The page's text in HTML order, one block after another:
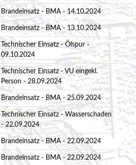
Brandeinsatz - BMA - 14.10.2024
Brandeinsatz - BMA - 13.10.2024
Technischer Einsatz - Ölspur -
09.10.2024
Technischer Einsatz - VU eingekl.
Person - 28.09.2024
Brandeinsatz - BMA - 25.09.2024
Technischer Einsatz - Wasserschaden
- 22.09.2024
Brandeinsatz - BMA - 22.09.2024
Brandeinsatz - BMA - 22.09.2024